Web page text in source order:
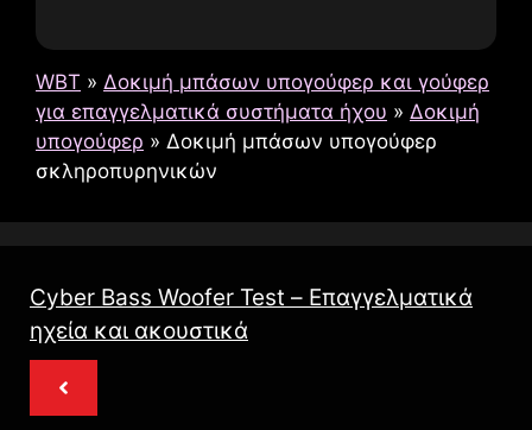
WBT » Δοκιμή μπάσων υπογούφερ και γούφερ
για επαγγελματικά συστήματα ήχου » Δοκιμή
υπογούφερ » Δοκιμή μπάσων υπογούφερ
σκληροπυρηνικών
Cyber ​​Bass Woofer Test – Επαγγελματικά
ηχεία και ακουστικά